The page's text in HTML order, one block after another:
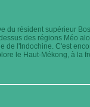
du résident supérieur
des régions Méo
de l'Indochine. C'est
le Haut-Mékong, à la